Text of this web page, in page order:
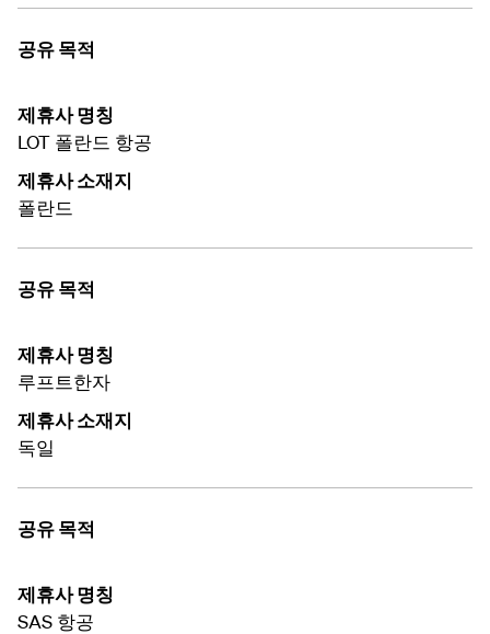
공유 목적
제휴사 명칭
LOT 폴란드 항공
제휴사 소재지
폴란드
공유 목적
제휴사 명칭
루프트한자
제휴사 소재지
독일
공유 목적
제휴사 명칭
SAS 항공